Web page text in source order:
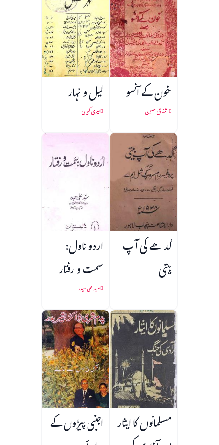
خون کے آنسو
اشفاق حسین
لیل و نہار
میری کوریلی
گدھے کی آپ
بیتی
اردو ناول:
سمت و رفتار
سید علی حیدر
مسلمانوں کا ایثار اجنبی پیڑوں کے